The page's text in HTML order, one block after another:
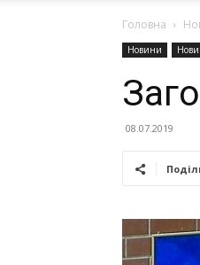
Головна
Новини
08.07.2019